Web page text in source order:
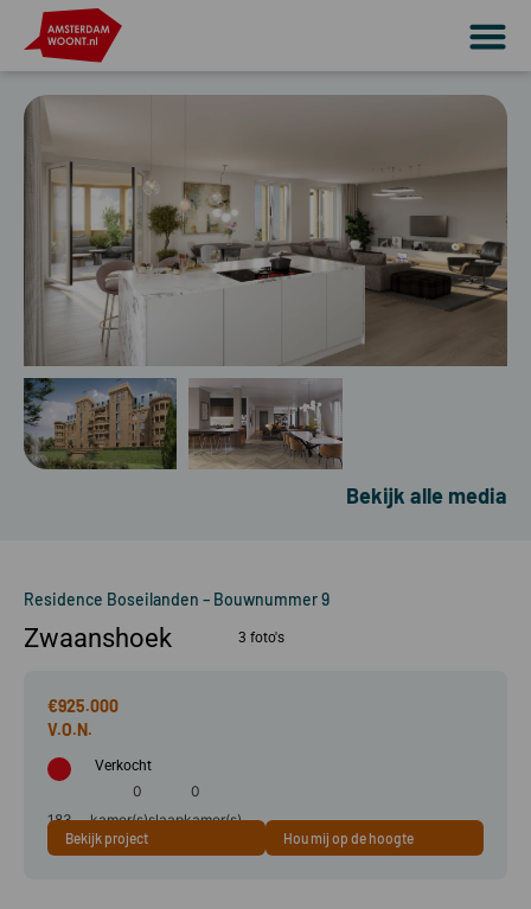
Bekijk alle media
Residence Boseilanden – Bouwnummer 9
Zwaanshoek 3 foto's
€925.000
Verkocht
183
0
kamer(s)
0
slaapkamer(s)
Bekijk project Hou mij op de hoogte